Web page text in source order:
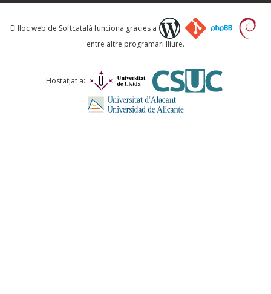
Què proposeu?
Comentari *
El lloc web de Softcatalà funciona gràcies a
entre altre programari lliure.
Hostatjat a: